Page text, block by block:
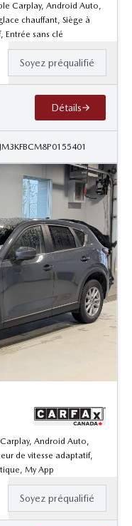
Carplay, Android Auto,
chauffant, Siège à
Entrée sans clé
Soyez préqualifié
Détails
Android Auto,
de vitesse adaptatif,
My App
Soyez préqualifié